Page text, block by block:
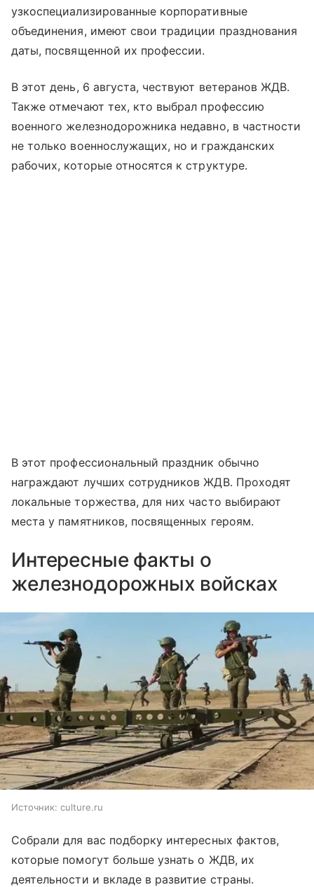
узкоспециализированные корпоративные
объединения, имеют свои традиции празднования
даты, посвященной их профессии.
В этот день, 6 августа, чествуют ветеранов ЖДВ.
Также отмечают тех, кто выбрал профессию
военного железнодорожника недавно, в частности
не только военнослужащих, но и гражданских
рабочих, которые относятся к структуре.
В этот профессиональный праздник обычно
награждают лучших сотрудников ЖДВ. Проходят
локальные торжества, для них часто выбирают
места у памятников, посвященных героям.
Интересные факты о
железнодорожных войсках
Источник: culture.ru
Собрали для вас подборку интересных фактов,
которые помогут больше узнать о ЖДВ, их
деятельности и вкладе в развитие страны.